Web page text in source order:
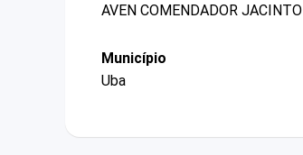
AVEN COMENDADOR
Município
Uba